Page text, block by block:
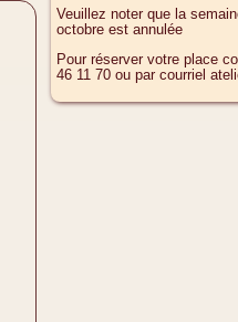
Veuillez noter que la
octobre est annulée
Pour réserver votre place
46 11 70 ou par courriel